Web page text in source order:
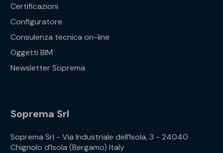
Certificazioni
Configuratore
Consulenza tecnica on-line
Oggetti BIM
Newsletter Soprema
Soprema Srl
Soprema Srl - Via Industriale dell’Isola, 3 - 24040
Chignolo d’Isola (Bergamo) Italy